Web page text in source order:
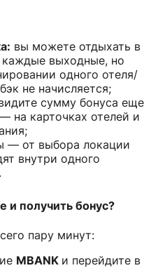
вы можете отдыхать в
каждые выходные, но
одного отеля/
не начисляется;
сумму бонуса еще
на карточках отелей и
— от выбора локации
внутри одного
и получить бонус?
пару минут:
MBANK и перейдите в